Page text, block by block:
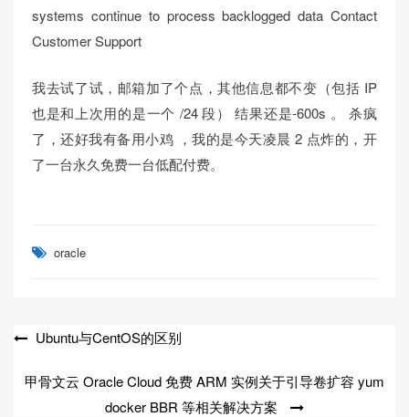
systems continue to process backlogged data Contact
Customer Support
我去试了试，邮箱加了个点，其他信息都不变（包括 IP
也是和上次用的是一个 /24 段） 结果还是-600s 。 杀疯
了，还好我有备用小鸡 ，我的是今天凌晨 2 点炸的，开
了一台永久免费一台低配付费。
oracle
文
导
Ubuntu与CentOS的区别
甲骨文云 Oracle Cloud 免费 ARM 实例关于引导卷扩容 yum
docker BBR 等相关解决方案